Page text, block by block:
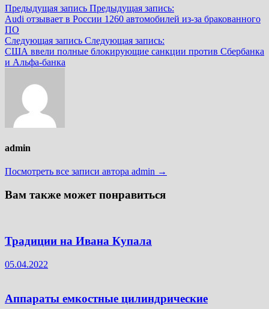
Предыдущая запись Предыдущая запись:
Audi отзывает в России 1260 автомобилей из-за бракованного
ПО
Следующая запись Следующая запись:
США ввели полные блокирующие санкции против Сбербанка
и Альфа-банка
admin
Посмотреть все записи автора admin →
Вам также может понравиться
Традиции на Ивана Купала
05.04.2022
Аппараты емкостные цилиндрические